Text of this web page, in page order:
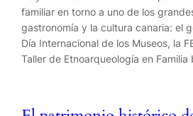
familiar en torno a uno de los
gastronomía y la cultura canaria: el
Día Internacional de los Museos, la
Taller de Etnoarqueología en